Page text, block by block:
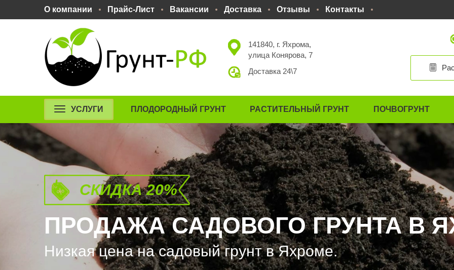
О компании Прайс-Лист Вакансии Доставка Отзывы Контакты
141840, г. Яхрома,
улица Конярова, 7
Доставка 24\7
УСЛУГИ ПЛОДОРОДНЫЙ ГРУНТ РАСТИТЕЛЬНЫЙ ГРУНТ ПОЧВОГРУНТ
СКИДКА 20%
ПРОДАЖА САДОВОГО ГРУНТА В
Низкая цена на садовый грунт в Яхроме.